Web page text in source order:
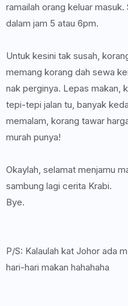
ramailah orang keluar
dalam jam 5 atau 6pm.
Untuk kesini tak susah,
memang korang dah sewa
nak perginya. Lepas makan,
tepi-tepi jalan tu, banyak
memalam, korang tawar
murah punya!
Okaylah, selamat menjamu
sambung lagi cerita Krabi.
Bye.
P/S: Kalaulah kat Johor ada
hari-hari makan hahahaha